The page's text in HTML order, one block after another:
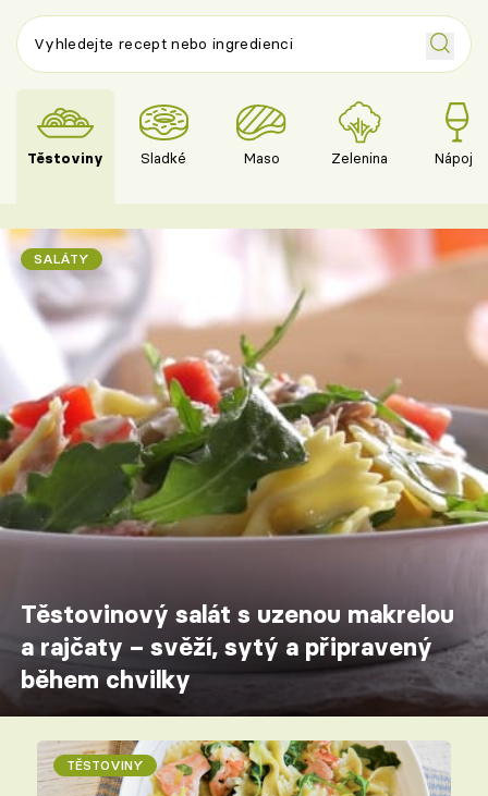
Těstoviny Sladké Maso Zelenina Nápoje
SALÁTY
Těstovinový salát s uzenou makrelou
a rajčaty – svěží, sytý a připravený
během chvilky
TĚSTOVINY